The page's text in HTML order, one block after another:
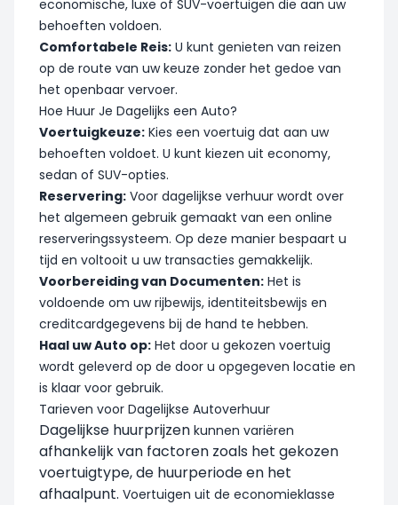
economische, luxe of SUV-voertuigen die aan uw
behoeften voldoen.
Comfortabele Reis: U kunt genieten van reizen
op de route van uw keuze zonder het gedoe van
het openbaar vervoer.
Hoe Huur Je Dagelijks een Auto?
Voertuigkeuze: Kies een voertuig dat aan uw
behoeften voldoet. U kunt kiezen uit economy,
sedan of SUV-opties.
Reservering: Voor dagelijkse verhuur wordt over
het algemeen gebruik gemaakt van een online
reserveringssysteem. Op deze manier bespaart u
tijd en voltooit u uw transacties gemakkelijk.
Voorbereiding van Documenten: Het is
voldoende om uw rijbewijs, identiteitsbewijs en
creditcardgegevens bij de hand te hebben.
Haal uw Auto op: Het door u gekozen voertuig
wordt geleverd op de door u opgegeven locatie en
is klaar voor gebruik.
Tarieven voor Dagelijkse Autoverhuur
Dagelijkse huurprijzen kunnen variëren
afhankelijk van factoren zoals het gekozen
voertuigtype, de huurperiode en het
afhaalpunt. Voertuigen uit de economieklasse